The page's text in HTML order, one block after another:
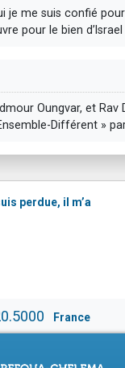
me suis confié
pour le bien d’lsrael
Oungvar, et
Différent »
perdue, il m’a
France